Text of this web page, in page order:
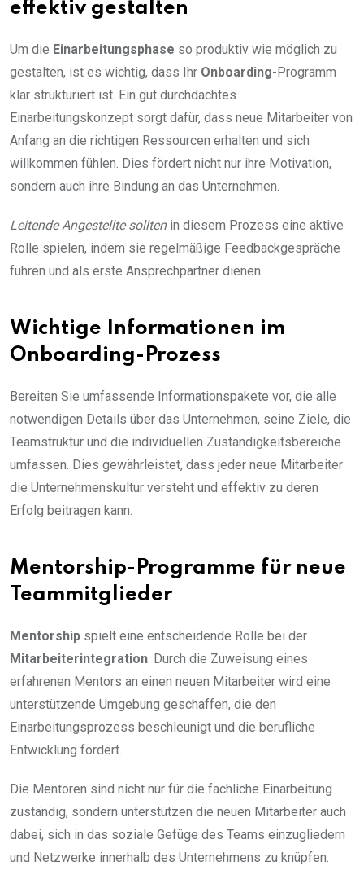
effektiv gestalten
Um die Einarbeitungsphase so produktiv wie möglich zu
gestalten, ist es wichtig, dass Ihr Onboarding-Programm
klar strukturiert ist. Ein gut durchdachtes
Einarbeitungskonzept sorgt dafür, dass neue Mitarbeiter von
Anfang an die richtigen Ressourcen erhalten und sich
willkommen fühlen. Dies fördert nicht nur ihre Motivation,
sondern auch ihre Bindung an das Unternehmen.
Leitende Angestellte solltenin diesem Prozess eine aktive
Rolle spielen, indem sie regelmäßige Feedbackgespräche
führen und als erste Ansprechpartner dienen.
Wichtige Informationen im
Onboarding-Prozess
Bereiten Sie umfassende Informationspakete vor, die alle
notwendigen Details über das Unternehmen, seine Ziele, die
Teamstruktur und die individuellen Zuständigkeitsbereiche
umfassen. Dies gewährleistet, dass jeder neue Mitarbeiter
die Unternehmenskultur versteht und effektiv zu deren
Erfolg beitragen kann.
Mentorship-Programme für neue
Teammitglieder
Mentorship spielt eine entscheidende Rolle bei der
Mitarbeiterintegration. Durch die Zuweisung eines
erfahrenen Mentors an einen neuen Mitarbeiter wird eine
unterstützende Umgebung geschaffen, die den
Einarbeitungsprozess beschleunigt und die berufliche
Entwicklung fördert.
Die Mentoren sind nicht nur für die fachliche Einarbeitung
zuständig, sondern unterstützen die neuen Mitarbeiter auch
dabei, sich in das soziale Gefüge des Teams einzugliedern
und Netzwerke innerhalb des Unternehmens zu knüpfen.